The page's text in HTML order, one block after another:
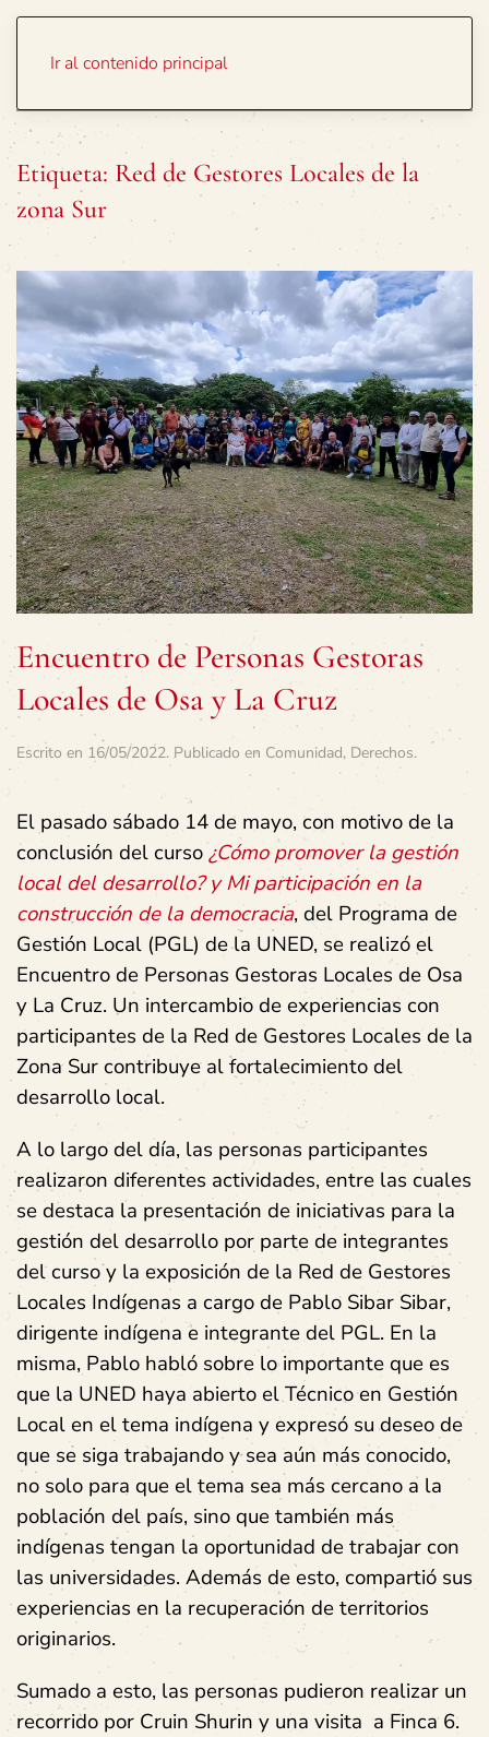
Ir al contenido principal
Etiqueta: Red de Gestores Locales de la
zona Sur
Encuentro de Personas Gestoras
Locales de Osa y La Cruz
Escrito en 16/05/2022. Publicado en Comunidad, Derechos.
El pasado sábado 14 de mayo, con motivo de la
conclusión del curso¿Cómo promover la gestión
local del desarrollo? y Mi participación en la
construcción de la democracia, del Programa de
Gestión Local (PGL) de la UNED, se realizó el
Encuentro de Personas Gestoras Locales de Osa
y La Cruz. Un intercambio de experiencias con
participantes de la Red de Gestores Locales de la
Zona Sur contribuye al fortalecimiento del
desarrollo local.
A lo largo del día, las personas participantes
realizaron diferentes actividades, entre las cuales
se destaca la presentación de iniciativas para la
gestión del desarrollo por parte de integrantes
del curso y la exposición de la Red de Gestores
Locales Indígenas a cargo de Pablo Sibar Sibar,
dirigente indígena e integrante del PGL. En la
misma, Pablo habló sobre lo importante que es
que la UNED haya abierto el Técnico en Gestión
Local en el tema indígena y expresó su deseo de
que se siga trabajando y sea aún más conocido,
no solo para que el tema sea más cercano a la
población del país, sino que también más
indígenas tengan la oportunidad de trabajar con
las universidades. Además de esto, compartió sus
experiencias en la recuperación de territorios
originarios.
Sumado a esto, las personas pudieron realizar un
recorrido por Cruin Shurin y una visita a Finca 6.